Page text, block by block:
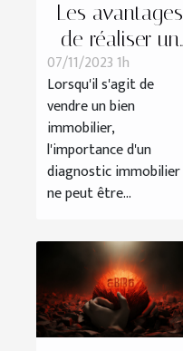
Les avantages
de réaliser un
diagnostic
immobilier avant
la vente
07/11/2023 1h
Lorsqu'il s'agit de
vendre un bien
immobilier,
l'importance d'un
diagnostic immobilier
ne peut être...